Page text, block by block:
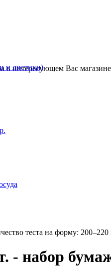
и листики)
в интересующем Вас
теста на форму: 200–220
- набор